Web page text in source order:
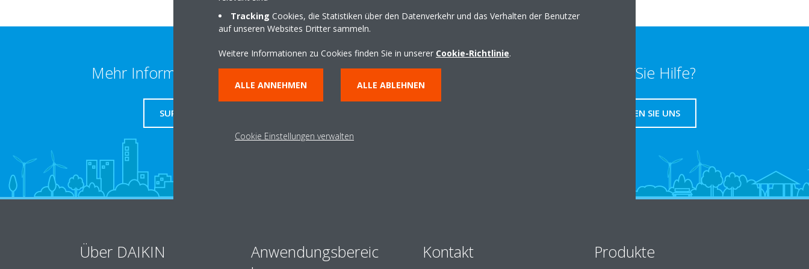
Mehr Information erhalten
SUPPORT
Benötigen Sie Hilfe?
KONTAKTIEREN SIE UNS
Über DAIKIN
Anwendungsbereic
Kontakt Produkte
Tracking Cookies, die Statistiken über den Datenverkehr und das Verhalten der Benutzer
auf unseren Websites Dritter sammeln.
Weitere Informationen zu Cookies finden Sie in unserer Cookie-Richtlinie.
ALLE ANNEHMEN ALLE ABLEHNEN
Cookie Einstellungen verwalten